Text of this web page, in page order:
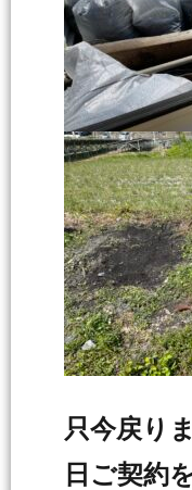
只今戻り
日ご契約